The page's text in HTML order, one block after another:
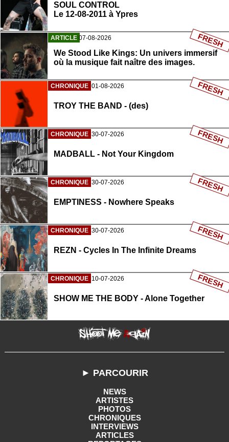
SOUL CONTROL
Le 12-08-2011 à Ypres
ARTICLE 07-08-2026
We Stood Like Kings: Un univers immersif
où la musique fait naître des images.
FRESH
CHRONIQUE 01-08-2026
TROY THE BAND - (des)
FRESH
CHRONIQUE 30-07-2026
MADBALL - Not Your Kingdom
FRESH
CHRONIQUE 30-07-2026
EMPTINESS - Nowhere Speaks
FRESH
CHRONIQUE 30-07-2026
REZN - Cycles In The Infinite Dreams
FRESH
CHRONIQUE 10-07-2026
SHOW ME THE BODY - Alone Together
FRESH
► PARCOURIR
NEWS
ARTISTES
PHOTOS
CHRONIQUES
INTERVIEWS
ARTICLES